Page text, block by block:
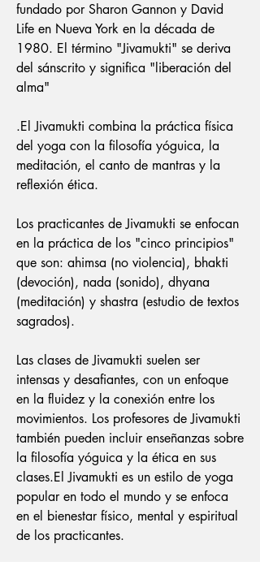
fundado por Sharon Gannon y David
Life en Nueva York en la década de
1980. El término "Jivamukti" se deriva
del sánscrito y significa "liberación del
alma"
.El Jivamukti combina la práctica física
del yoga con la filosofía yóguica, la
meditación, el canto de mantras y la
reflexión ética.
Los practicantes de Jivamukti se enfocan
en la práctica de los "cinco principios"
que son: ahimsa (no violencia), bhakti
(devoción), nada (sonido), dhyana
(meditación) y shastra (estudio de textos
sagrados).
Las clases de Jivamukti suelen ser
intensas y desafiantes, con un enfoque
en la fluidez y la conexión entre los
movimientos. Los profesores de Jivamukti
también pueden incluir enseñanzas sobre
la filosofía yóguica y la ética en sus
clases.El Jivamukti es un estilo de yoga
popular en todo el mundo y se enfoca
en el bienestar físico, mental y espiritual
de los practicantes.